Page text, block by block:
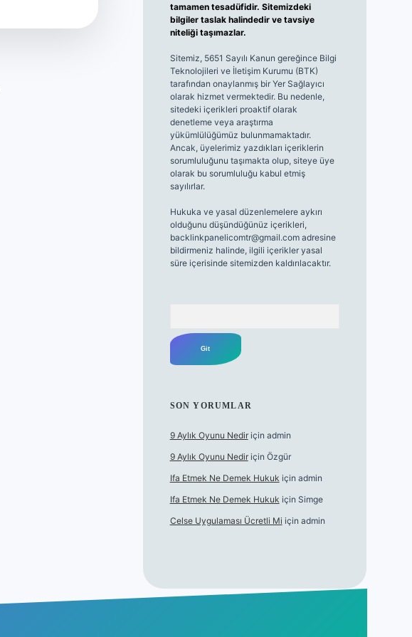
tamamen tesadüfidir. Sitemizdeki
bilgiler taslak halindedir ve tavsiye
niteliği taşımazlar.
Sitemiz, 5651 Sayılı Kanun gereğince Bilgi
Teknolojileri ve İletişim Kurumu (BTK)
tarafından onaylanmış bir Yer Sağlayıcı
olarak hizmet vermektedir. Bu nedenle,
sitedeki içerikleri proaktif olarak
denetleme veya araştırma
yükümlülüğümüz bulunmamaktadır.
Ancak, üyelerimiz yazdıkları içeriklerin
sorumluluğunu taşımakta olup, siteye üye
olarak bu sorumluluğu kabul etmiş
sayılırlar.
Hukuka ve yasal düzenlemelere aykırı
olduğunu düşündüğünüz içerikleri,
backlinkpanelicomtr@gmail.comadresine
bildirmeniz halinde, ilgili içerikler yasal
süre içerisinde sitemizden kaldırılacaktır.
SON YORUMLAR
9 Aylık Oyunu Nediriçin admin
9 Aylık Oyunu Nediriçin Özgür
Ifa Etmek Ne Demek Hukuk için admin
Ifa Etmek Ne Demek Hukuk için Simge
Celse Uygulaması Ücretli Mi için admin